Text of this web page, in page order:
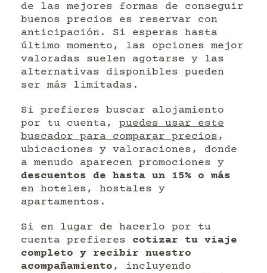
de las mejores formas de conseguir
buenos precios es reservar con
anticipación. Si esperas hasta
último momento, las opciones mejor
valoradas suelen agotarse y las
alternativas disponibles pueden
ser más limitadas.
Si prefieres buscar alojamiento
por tu cuenta, puedes usar este
buscador para comparar precios,
ubicaciones y valoraciones, donde
a menudo aparecen promociones y
descuentos de hasta un 15% o más
en hoteles, hostales y
apartamentos.
Si en lugar de hacerlo por tu
cuenta prefieres cotizar tu viaje
completo y recibir nuestro
acompañamiento , incluyendo